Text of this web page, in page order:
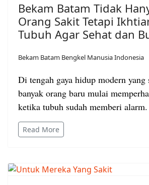
Bekam Batam Tidak
Orang Sakit Tetapi
Tubuh Agar Sehat dan
Bekam Batam Bengkel Manusia Indonesia
Di tengah gaya hidup modern yang
banyak orang baru mulai
ketika tubuh sudah memberi alarm.
Read More